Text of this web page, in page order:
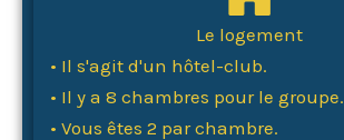
Le logement
• Il s'agit d'un hôtel-club.
• Il y a 8 chambres pour le groupe.
• Vous êtes 2 par chambre.